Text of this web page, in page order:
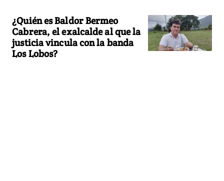
¿Quién es Baldor Bermeo
Cabrera, el exalcalde al que la
justicia vincula con la banda
Los Lobos?